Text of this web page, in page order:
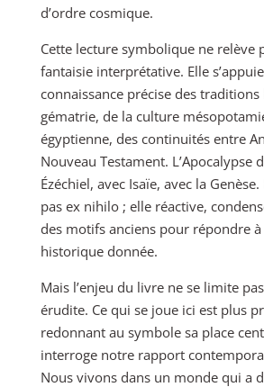
d’ordre cosmique.
Cette lecture symbolique ne relève
fantaisie interprétative. Elle
connaissance précise des
gématrie, de la culture
égyptienne, des continuités entre
Nouveau Testament. L’Apocalypse
Ézéchiel, avec Isaïe, avec la
pas ex nihilo ; elle réactive,
des motifs anciens pour répondre
historique donnée.
Mais l’enjeu du livre ne se limite
érudite. Ce qui se joue ici est plus
redonnant au symbole sa place
interroge notre rapport
Nous vivons dans un monde qui a